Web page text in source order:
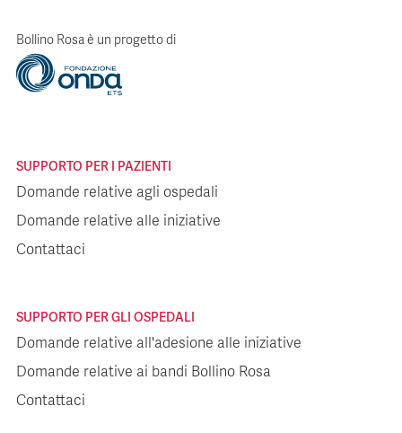
Bollino Rosa è un progetto di
SUPPORTO PER I PAZIENTI
Domande relative agli ospedali
Domande relative alle iniziative
Contattaci
SUPPORTO PER GLI OSPEDALI
Domande relative all'adesione alle iniziative
Domande relative ai bandi Bollino Rosa
Contattaci